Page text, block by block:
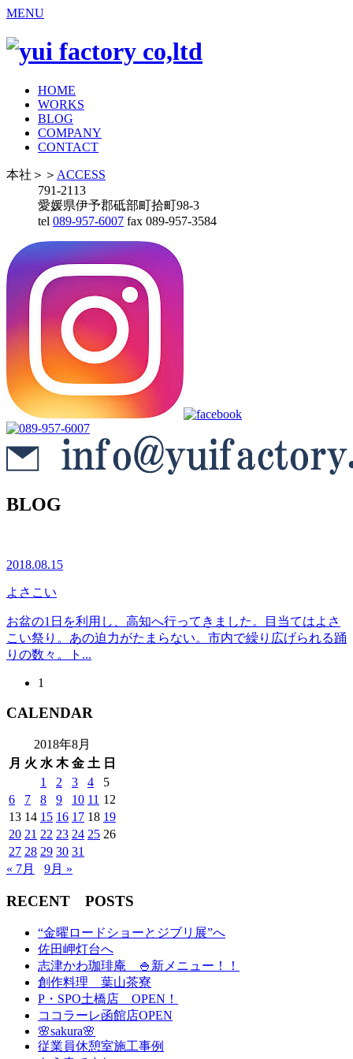
MENU
HOME
WORKS
BLOG
COMPANY
CONTACT
本社 ＞＞ ACCESS
791-2113
愛媛県伊予郡砥部町拾町98-3
tel 089-957-6007 fax 089-957-3584
BLOG
2018.08.15
よさこい
お盆の1日を利用し、高知へ行ってきました。目当てはよさ
こい祭り。あの迫力がたまらない。市内で繰り広げられる踊
りの数々。ト...
1
CALENDAR
2018年8月
月 火 水 木 金 土 日
1
2 3 4
5
6
7 8 9 10 11 12
13 14 15 16 17 18 19
20 21 22 23 24 25 26
27 28 29 30 31
« 7月
9月 »
RECENT POSTS
“金曜ロードショーとジブリ展”へ
佐田岬灯台へ
志津かわ珈琲庵 🍚新メニュー！！
創作料理 葉山茶寮
P・SPO土橋店 OPEN！
ココラーレ函館店OPEN
🌸sakura🌸
従業員休憩室施工事例